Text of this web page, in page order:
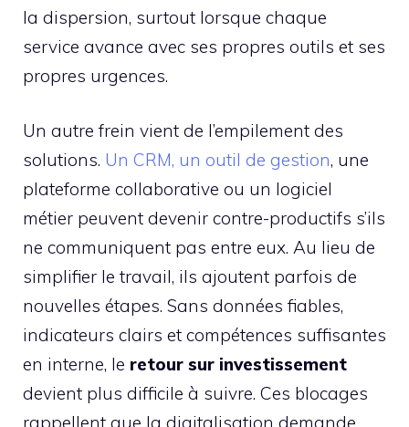
la dispersion, surtout lorsque chaque
service avance avec ses propres outils et ses
propres urgences.
Un autre frein vient de l’empilement des
solutions. Un CRM, un outil de gestion, une
plateforme collaborative ou un logiciel
métier peuvent devenir contre-productifs s’ils
ne communiquent pas entre eux. Au lieu de
simplifier le travail, ils ajoutent parfois de
nouvelles étapes. Sans données fiables,
indicateurs clairs et compétences suffisantes
en interne, le retour sur investissement
devient plus difficile à suivre. Ces blocages
rappellent que la digitalisation demande